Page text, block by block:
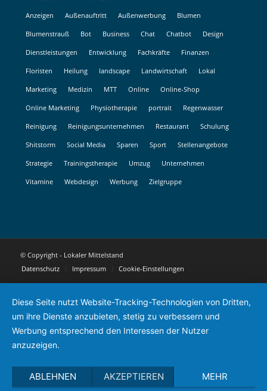
Anzeigen Außenauftritt Außenwerbung Blumen
Blumenstrauß Bot Business Chat Chatbot Design
Dienstleistungen Entwicklung Fachkräfte Finanzen
Floristen Heilung landscape Landwirtschaft Lokal
Marketing Medizin MTT Online Online-Shop
Online Marketing Physiotherapie portrait Regenwasser
Reinigung Reinigungsunternehmen Restaurant Schulung
Shitstorm Social Media Sparen Sport Stellenangebote
Strategie Trainingstherapie Umzug Unternehmen
Vitamine Webdesign Werbung Zielgruppe
© Copyright - Lokaler Mittelstand
Datenschutz
Impressum Cookie-Einstellungen
Diese Seite nutzt Website-Tracking-Technologien von Dritten,
um ihre Dienste anzubieten, stetig zu verbessern und
Werbung entsprechend den Interessen der Nutzer
anzuzeigen.
ABLEHNEN AKZEPTIEREN MEHR